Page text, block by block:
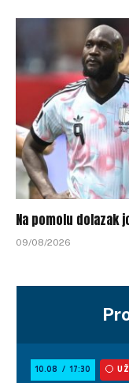
Na pomolu dolazak
09/08/2026